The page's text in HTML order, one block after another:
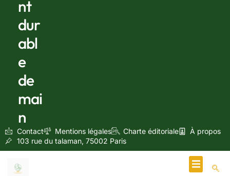
nt
dur
abl
e
de
mai
n
Contact Mentions légales Charte éditoriale
À propos
103 rue du talaman, 75002 Paris